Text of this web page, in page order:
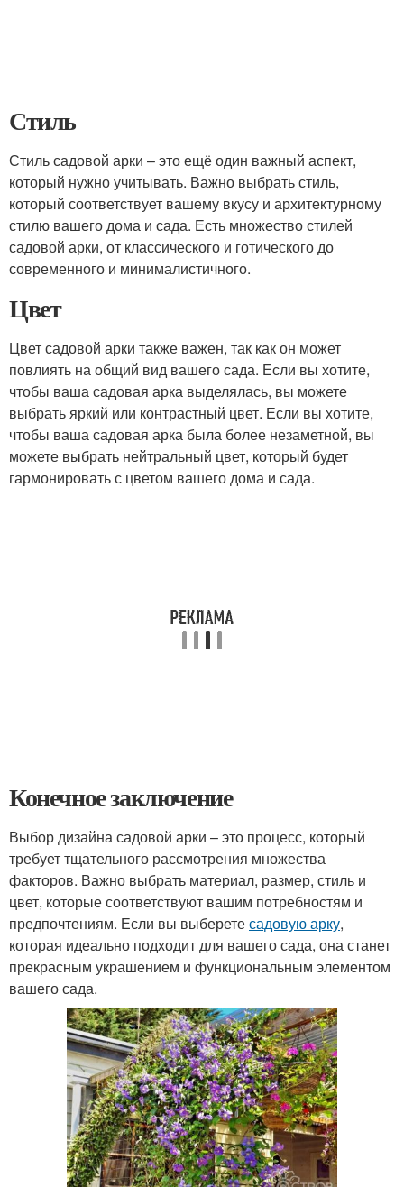
Стиль
Стиль садовой арки – это ещё один важный аспект,
который нужно учитывать. Важно выбрать стиль,
который соответствует вашему вкусу и архитектурному
стилю вашего дома и сада. Есть множество стилей
садовой арки, от классического и готического до
современного и минималистичного.
Цвет
Цвет садовой арки также важен, так как он может
повлиять на общий вид вашего сада. Если вы хотите,
чтобы ваша садовая арка выделялась, вы можете
выбрать яркий или контрастный цвет. Если вы хотите,
чтобы ваша садовая арка была более незаметной, вы
можете выбрать нейтральный цвет, который будет
гармонировать с цветом вашего дома и сада.
Конечное заключение
Выбор дизайна садовой арки – это процесс, который
требует тщательного рассмотрения множества
факторов. Важно выбрать материал, размер, стиль и
цвет, которые соответствуют вашим потребностям и
предпочтениям. Если вы выберетесадовую арку,
которая идеально подходит для вашего сада, она станет
прекрасным украшением и функциональным элементом
вашего сада.